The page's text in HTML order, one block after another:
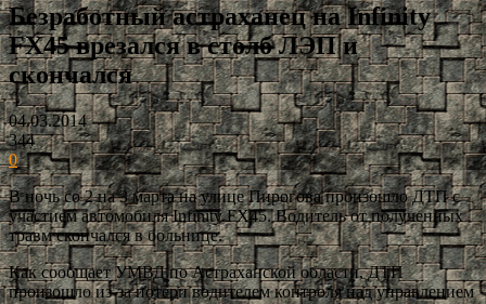
Безработный астраханец на Infinity
FX45 врезался в столб ЛЭП и
скончался
04.03.2014
344
0
В ночь со 2 на 3 марта на улице Пирогова произошло ДТП с
участием автомобиля Infinity FX45. Водитель от полученных
травм скончался в больнице.
Как сообщает УМВД по Астраханской области, ДТП
произошло из-за потери водителем контроля над управлением